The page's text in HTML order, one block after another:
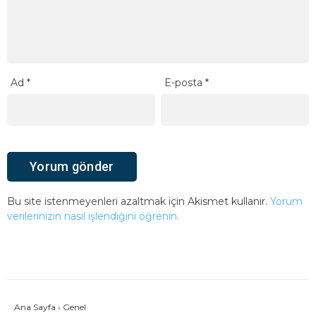
Ad * E-posta*
Bu site istenmeyenleri azaltmak için Akismet kullanır. Yorum
verilerinizin nasıl işlendiğini öğrenin.
Ana Sayfa › Genel